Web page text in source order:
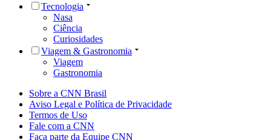
Tecnologia
Nasa
Ciência
Curiosidades
Viagem & Gastronomia
Viagem
Gastronomia
Sobre a CNN Brasil
Aviso Legal e Política de Privacidade
Termos de Uso
Fale com a CNN
Faça parte da Equipe CNN